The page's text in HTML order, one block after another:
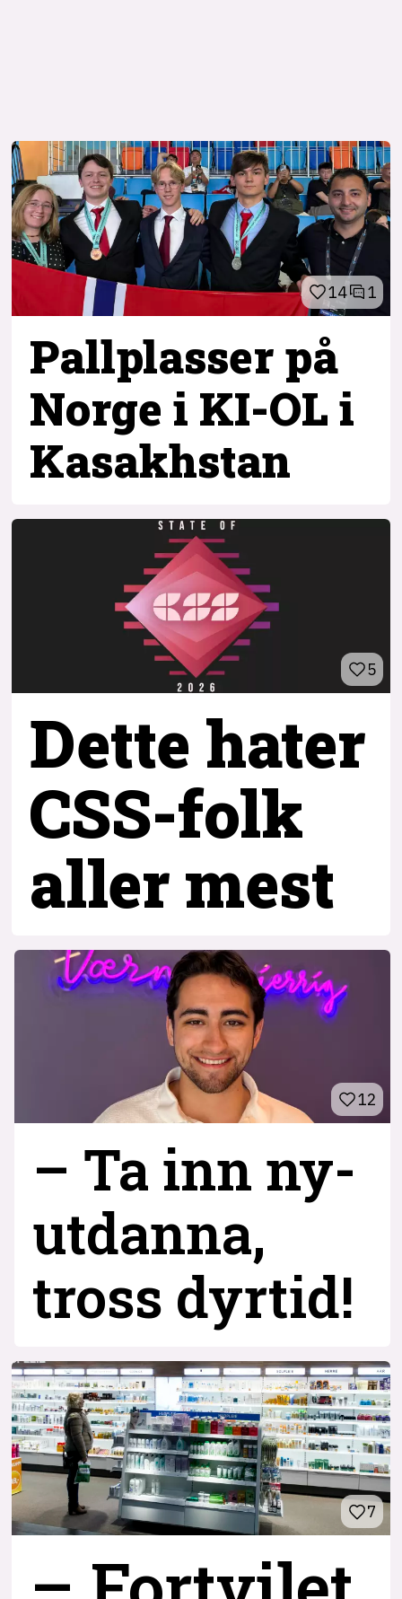
14 1
Pallplasser på
Norge i KI-OL i
Kasakhstan
5
Dette hater
CSS-folk
aller mest
12
– Ta inn ny­
utdanna,
tross dyrtid!
7